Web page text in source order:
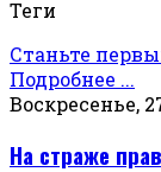
Теги
Станьте
Подробнее ...
Воскресенье,
На страже